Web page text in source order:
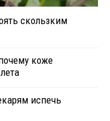
скользким
коже
испечь